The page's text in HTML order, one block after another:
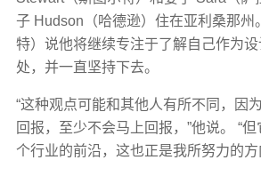
子 Hudson（哈德逊）住在亚利桑那州
特）说他将继续专注于了解自己作为
处，并一直坚持下去。
“这种观点可能和其他人有所不同，因
回报，至少不会马上回报，”他说。 “
个行业的前沿，这也正是我所努力的方